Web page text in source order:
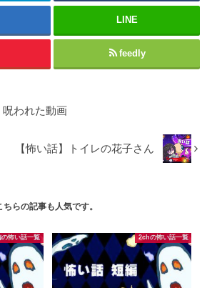
LINE
feedly
呪われた動画
【怖い話】トイレの花子さん
ちらの記事も人気です。
の怖い話一覧 2chの怖い話一覧